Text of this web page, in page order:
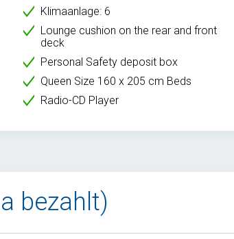
Klimaanlage: 6
Lounge cushion on the rear and front
deck
Personal Safety deposit box
Queen Size 160 x 205 cm Beds
Radio-CD Player
bezahlt)